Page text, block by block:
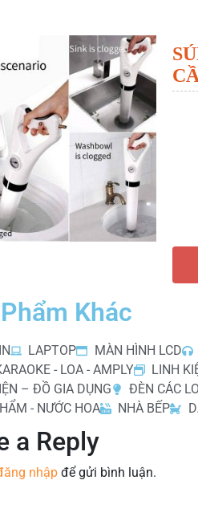
Khác
LAPTOP MÀN HÌNH LCD
- LOA - AMPLY
LINH
– ĐỒ GIA DỤNG
ĐÈN CÁC
- NƯỚC HOA
NHÀ BẾP
a Reply
nhập để gửi bình luận.